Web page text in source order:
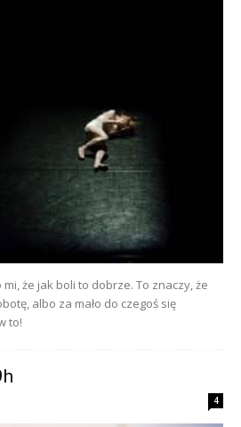
że jak boli to dobrze. To znaczy, że
albo za mało do czegoś się
to!
4